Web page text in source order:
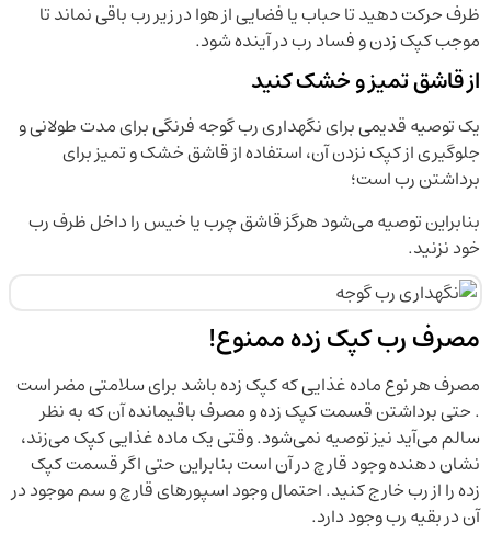
ظرف حرکت دهید تا حباب یا فضایی از هوا در زیر رب باقی نماند تا
موجب کپک زدن و فساد رب در آینده شود.
از قاشق تمیز و خشک کنید
یک توصیه قدیمی برای نگهداری رب گوجه فرنگی برای مدت طولانی و
جلوگیری از کپک نزدن آن، استفاده از قاشق خشک و تمیز برای
برداشتن رب است؛
بنابراین توصیه می‌شود هرگز قاشق چرب یا خیس را داخل ظرف رب
خود نزنید.
مصرف رب کپک زده ممنوع!
مصرف هر نوع ماده غذایی که کپک زده باشد برای سلامتی مضر است
. حتی برداشتن قسمت کپک زده و مصرف باقیمانده آن که به نظر
سالم می‌آید نیز توصیه نمی‌شود. وقتی یک ماده غذایی کپک می‌زند،
نشان دهنده وجود قارچ در آن است بنابراین حتی اگر قسمت کپک
زده را از رب خارج کنید. احتمال وجود اسپور‌های قارچ و سم موجود در
آن در بقیه رب وجود دارد.